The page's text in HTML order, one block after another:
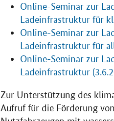
Online-Seminar zur
Ladeinfrastruktur für
Online-Seminar zur
Ladeinfrastruktur für
Online-Seminar zur
Ladeinfrastruktur
Zur Unterstützung des
Aufruf für die Förderung